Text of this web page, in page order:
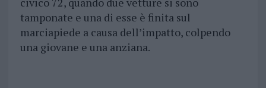
tamponate e una di esse è finita sul
marciapiede a causa dell’impatto, colpendo
una giovane e una anziana.